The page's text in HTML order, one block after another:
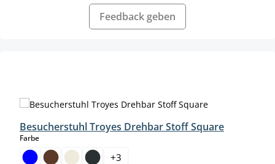
Feedback geben
Besucherstuhl Troyes Drehbar Stoff Square
Farbeauswählen
+3